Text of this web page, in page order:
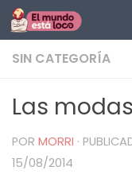
Saltar al
SIN CATEGORÍA
Las
POR MORRI ·
15/08/2014